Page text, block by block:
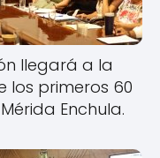
llegará a la
los primeros 60
Enchula.